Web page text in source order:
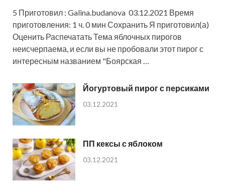
5 Приготовил : Galina.budanova 03.12.2021 Время
приготовления: 1 ч. 0 мин Сохранить Я приготовил(а)
Оценить Распечатать Тема яблочных пирогов
неисчерпаема, и если вы не пробовали этот пирог с
интересным названием "Боярская …
Йогуртовый пирог с персиками
03.12.2021
ПП кексы с яблоком
03.12.2021